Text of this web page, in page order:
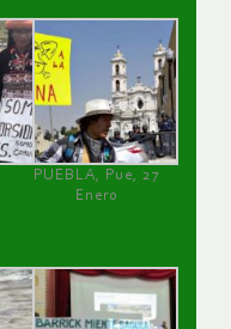
PUEBLA, Pue, 27
Enero